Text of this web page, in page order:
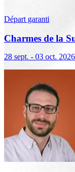
Départ garanti
Charmes de la
28 sept. - 03 oct. 2026